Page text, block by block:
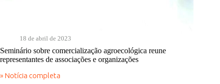
18 de abril de 2023
Seminário sobre comercialização agroecológica reune
representantes de associações e organizações
» Notícia completa
Seminário